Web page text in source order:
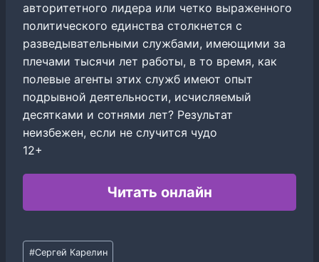
авторитетного лидера или четко выраженного
политического единства столкнется с
разведывательными службами, имеющими за
плечами тысячи лет работы, в то время, как
полевые агенты этих служб имеют опыт
подрывной деятельности, исчисляемый
десятками и сотнями лет? Результат
неизбежен, если не случится чудо
12+
Читать онлайн
Метки
#Сергей Карелин